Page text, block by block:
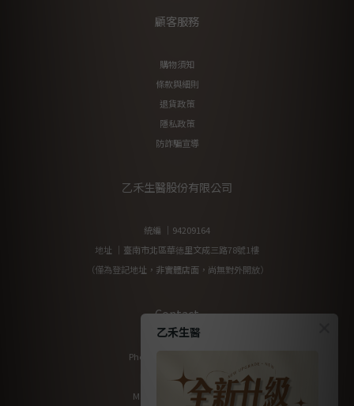
顧客服務
購物須知
條款與細則
退貨政策
隱私政策
防詐騙宣導
乙禾生醫股份有限公司
統編 ｜94209164
地址 ｜臺南市北區華徳里文成三路78號1樓
（僅為登記地址，非實體店面，尚無對外開放）
Contact
Phone / XX-XXX-XXX-XXX
Hours / XXXX-XXXX
Mail / XXX@XXXX.COM
乙禾生醫